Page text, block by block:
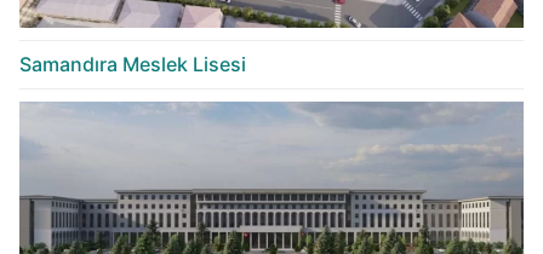
Samandıra Meslek Lisesi